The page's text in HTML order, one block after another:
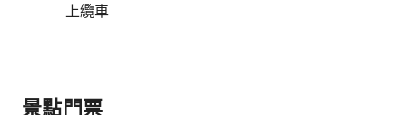
上纜車
景點門票